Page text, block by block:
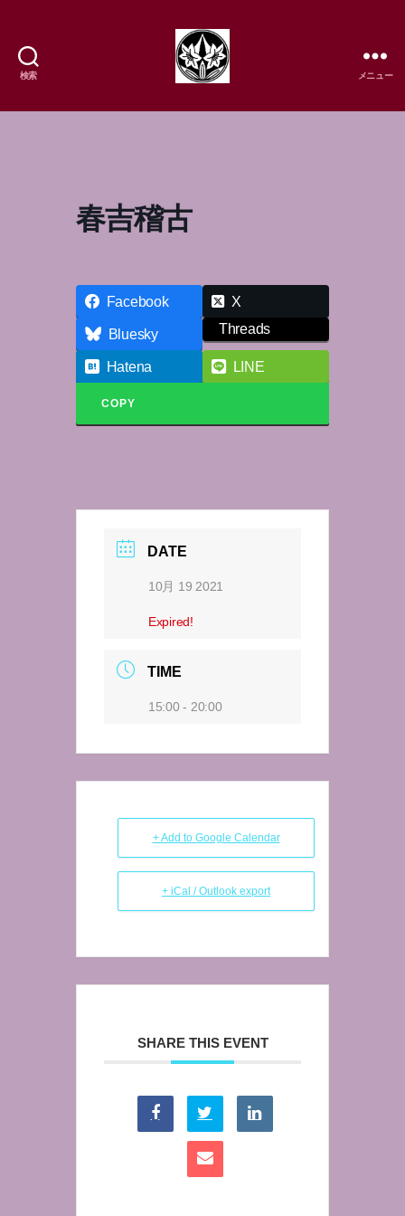
検索
流
メニュー
春吉稽古
Facebook
X
Bluesky
Threads
Hatena LINE
COPY
DATE
10月 19 2021
Expired!
TIME
15:00 - 20:00
+ Add to Google Calendar
+ iCal / Outlook export
SHARE THIS EVENT